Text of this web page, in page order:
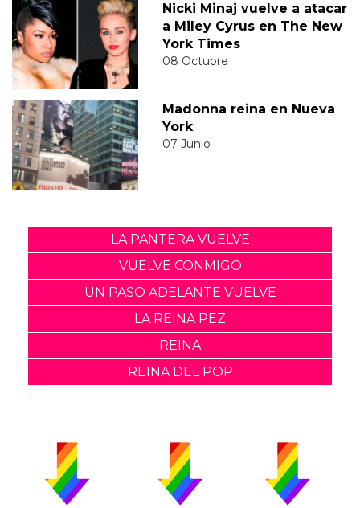
Nicki Minaj vuelve a atacar
a Miley Cyrus en The New
York Times
08 Octubre
Madonna reina en Nueva
York
07 Junio
LA PANTERA VUELVE
VUELVE CONMIGO
UN PASO ADELANTE VUELVE
LA REINA PEZ
REINA
REINA DEL POP